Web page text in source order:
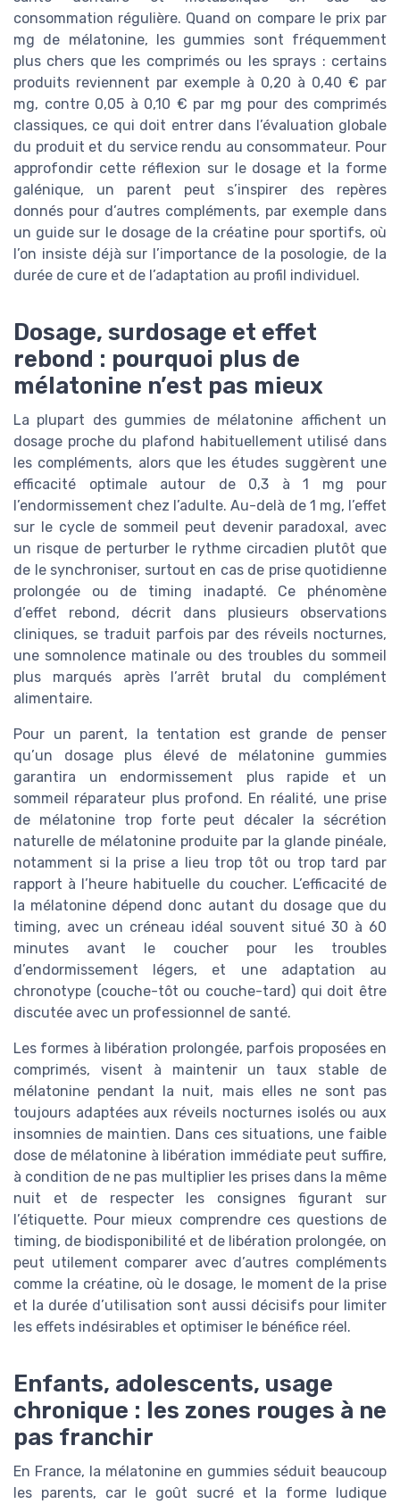
consommation régulière. Quand on compare le prix par
mg de mélatonine, les gummies sont fréquemment
plus chers que les comprimés ou les sprays : certains
produits reviennent par exemple à 0,20 à 0,40 € par
mg, contre 0,05 à 0,10 € par mg pour des comprimés
classiques, ce qui doit entrer dans l’évaluation globale
du produit et du service rendu au consommateur. Pour
approfondir cette réflexion sur le dosage et la forme
galénique, un parent peut s’inspirer des repères
donnés pour d’autres compléments, par exemple dans
un guide sur le dosage de la créatine pour sportifs, où
l’on insiste déjà sur l’importance de la posologie, de la
durée de cure et de l’adaptation au profil individuel.
Dosage, surdosage et effet
rebond : pourquoi plus de
mélatonine n’est pas mieux
La plupart des gummies de mélatonine affichent un
dosage proche du plafond habituellement utilisé dans
les compléments, alors que les études suggèrent une
efficacité optimale autour de 0,3 à 1 mg pour
l’endormissement chez l’adulte. Au-delà de 1 mg, l’effet
sur le cycle de sommeil peut devenir paradoxal, avec
un risque de perturber le rythme circadien plutôt que
de le synchroniser, surtout en cas de prise quotidienne
prolongée ou de timing inadapté. Ce phénomène
d’effet rebond, décrit dans plusieurs observations
cliniques, se traduit parfois par des réveils nocturnes,
une somnolence matinale ou des troubles du sommeil
plus marqués après l’arrêt brutal du complément
alimentaire.
Pour un parent, la tentation est grande de penser
qu’un dosage plus élevé de mélatonine gummies
garantira un endormissement plus rapide et un
sommeil réparateur plus profond. En réalité, une prise
de mélatonine trop forte peut décaler la sécrétion
naturelle de mélatonine produite par la glande pinéale,
notamment si la prise a lieu trop tôt ou trop tard par
rapport à l’heure habituelle du coucher. L’efficacité de
la mélatonine dépend donc autant du dosage que du
timing, avec un créneau idéal souvent situé 30 à 60
minutes avant le coucher pour les troubles
d’endormissement légers, et une adaptation au
chronotype (couche-tôt ou couche-tard) qui doit être
discutée avec un professionnel de santé.
Les formes à libération prolongée, parfois proposées en
comprimés, visent à maintenir un taux stable de
mélatonine pendant la nuit, mais elles ne sont pas
toujours adaptées aux réveils nocturnes isolés ou aux
insomnies de maintien. Dans ces situations, une faible
dose de mélatonine à libération immédiate peut suffire,
à condition de ne pas multiplier les prises dans la même
nuit et de respecter les consignes figurant sur
l’étiquette. Pour mieux comprendre ces questions de
timing, de biodisponibilité et de libération prolongée, on
peut utilement comparer avec d’autres compléments
comme la créatine, où le dosage, le moment de la prise
et la durée d’utilisation sont aussi décisifs pour limiter
les effets indésirables et optimiser le bénéfice réel.
Enfants, adolescents, usage
chronique : les zones rouges à ne
pas franchir
En France, la mélatonine en gummies séduit beaucoup
les parents, car le goût sucré et la forme ludique